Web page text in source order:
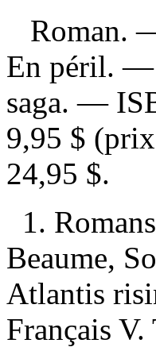
Roman.
En péril.
saga. —
9,95 $
24,95 $.
1.
Beaume,
Atlantis
Français